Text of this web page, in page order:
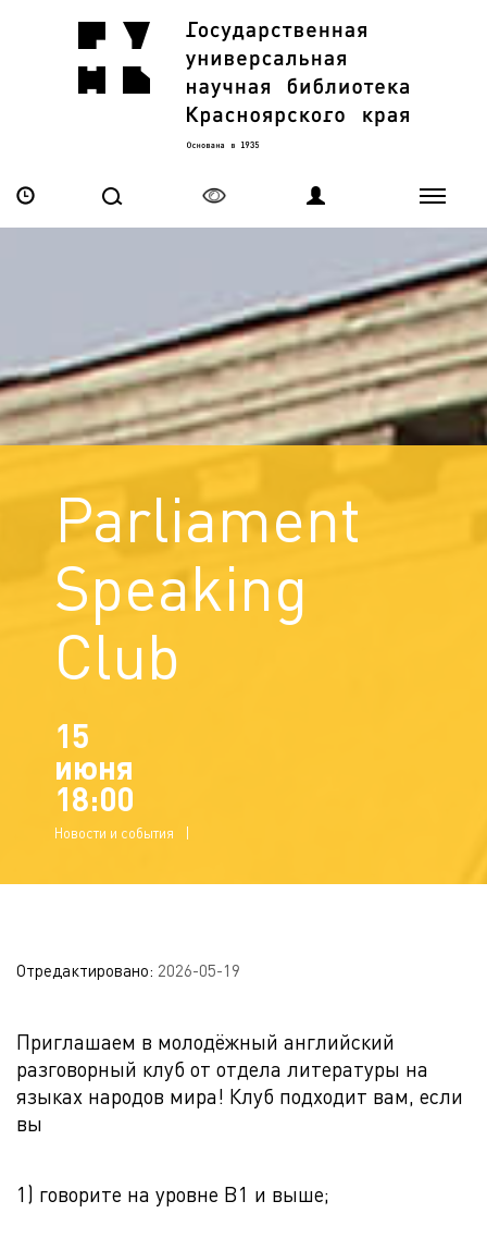
Parliament
Speaking
Club
15
июня
18:00
Новости и события
Отредактировано: 2026-05-19
Приглашаем в молодёжный английский
разговорный клуб от отдела литературы на
языках народов мира! Клуб подходит вам, если
вы
1) говорите на уровне B1 и выше;